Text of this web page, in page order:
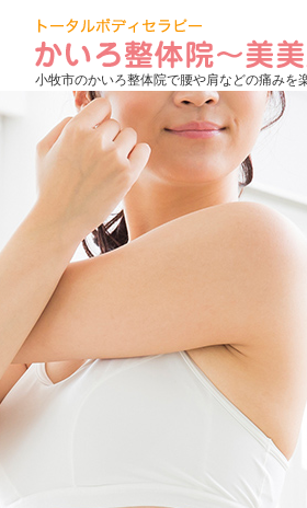
小牧市のかいろ整体院で腰や肩などの痛みを